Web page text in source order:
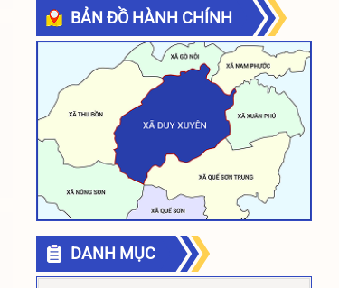
Động" tặng học sinh Duy Xuyên vượt
khó, học giỏi
Hai xã Duy Xuyên và Đồng Dương kết
nghĩa với xã Phước Hiệp
Trường THPT Nguyễn Hiền (xã Duy
Xuyên) tổ chức lễ khai giảng năm học
mới 2025-2026
BẢN ĐỒ HÀNH CHÍNH
DANH MỤC